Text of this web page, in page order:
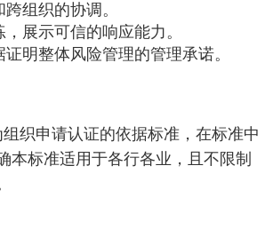
组织的协调。
展示可信的响应能力。
明整体风险管理的管理承诺。
织申请认证的依据标准，在标准中
本标准适用于各行各业，且不限制